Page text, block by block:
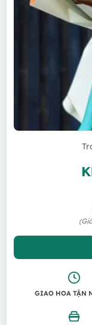
GIAO HOA TẬN